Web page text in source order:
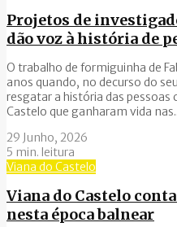
Projetos de
dão voz à história de
O trabalho de formiguinha de
anos quando, no decurso do
resgatar a história das pessoas
Castelo que ganharam vida
29 Junho, 2026
5 min. leitura
Viana do Castelo
Viana do Castelo
nesta época balnear